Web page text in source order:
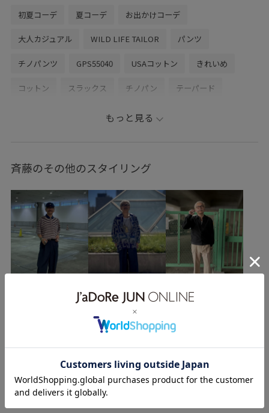
▷お気に入りの投稿やスタッフをハートボタンからお気
に入りに追加していただくと、
【お気に入り】タブから、投稿をご覧いただきやすくな
－－－－－－－－－－－－－－－－－－－－－－－－
▶︎Instagram
初夏コーデ 夏コーデ お出かけコーデ
大人カジュアル WILD LIFE TAILOR パンツ
チノパンツ GPS55040 USAコットン きれいめ
コットン スラックス チノパン テーパード
もっと見る
斉藤のその他のスタイリング